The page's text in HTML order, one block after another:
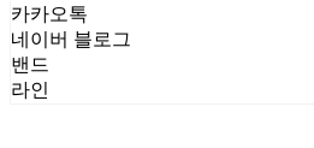
카카오톡
네이버 블로그
밴드
라인